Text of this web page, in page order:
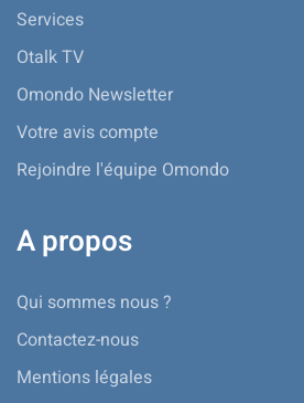
Services
Otalk TV
Omondo Newsletter
Votre avis compte
Rejoindre l'équipe Omondo
A propos
Qui sommes nous ?
Contactez-nous
Mentions légales